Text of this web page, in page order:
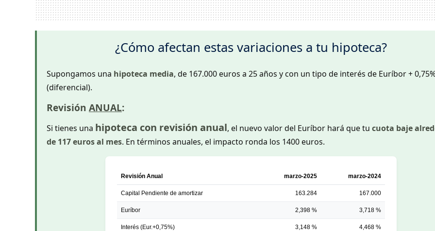
¿Cómo afectan estas variaciones a tu hipoteca?
Supongamos una hipoteca media, de 167.000 euros a 25 años y con un tipo de interés de Euríbor +
(diferencial).
Revisión ANUAL:
Si tienes una hipoteca con revisión anual, el nuevo valor del Euríbor hará que tu cuota baje
de 117 euros al mes. En términos anuales, el impacto ronda los 1400 euros.
Revisión Anual marzo-2025 marzo-2024
Capital Pendiente de amortizar 163.284 167.000
Euríbor 2,398 % 3,718 %
Interés (Eur.+0,75%) 3,148 % 4,468 %